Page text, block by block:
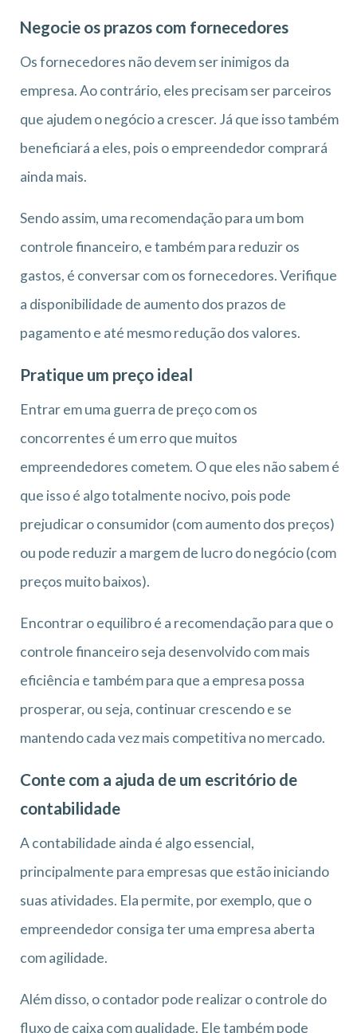
Negocie os prazos com fornecedores
Os fornecedores não devem ser inimigos da
empresa. Ao contrário, eles precisam ser parceiros
que ajudem o negócio a crescer. Já que isso também
beneficiará a eles, pois o empreendedor comprará
ainda mais.
Sendo assim, uma recomendação para um bom
controle financeiro, e também para reduzir os
gastos, é conversar com os fornecedores. Verifique
a disponibilidade de aumento dos prazos de
pagamento e até mesmo redução dos valores.
Pratique um preço ideal
Entrar em uma guerra de preço com os
concorrentes é um erro que muitos
empreendedores cometem. O que eles não sabem é
que isso é algo totalmente nocivo, pois pode
prejudicar o consumidor (com aumento dos preços)
ou pode reduzir a margem de lucro do negócio (com
preços muito baixos).
Encontrar o equilibro é a recomendação para que o
controle financeiro seja desenvolvido com mais
eficiência e também para que a empresa possa
prosperar, ou seja, continuar crescendo e se
mantendo cada vez mais competitiva no mercado.
Conte com a ajuda de um escritório de
contabilidade
A contabilidade ainda é algo essencial,
principalmente para empresas que estão iniciando
suas atividades. Ela permite, por exemplo, que o
empreendedor consiga ter uma empresa aberta
com agilidade.
Além disso, o contador pode realizar o controle do
fluxo de caixa com qualidade. Ele também pode